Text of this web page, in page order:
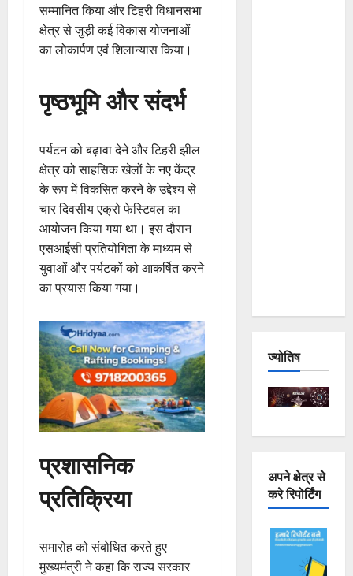
सम्मानित किया और टिहरी विधानसभा
क्षेत्र से जुड़ी कई विकास योजनाओं
का लोकार्पण एवं शिलान्यास किया।
पृष्ठभूमि और संदर्भ
पर्यटन को बढ़ावा देने और टिहरी झील
क्षेत्र को साहसिक खेलों के नए केंद्र
के रूप में विकसित करने के उद्देश्य से
चार दिवसीय एक्रो फेस्टिवल का
आयोजन किया गया था। इस दौरान
एसआईसी प्रतियोगिता के माध्यम से
युवाओं और पर्यटकों को आकर्षित करने
का प्रयास किया गया।
प्रशासनिक
प्रतिक्रिया
समारोह को संबोधित करते हुए
मुख्यमंत्री ने कहा कि राज्य सरकार
ज्योतिष
अपने क्षेत्र से
करे रिपोर्टिंग